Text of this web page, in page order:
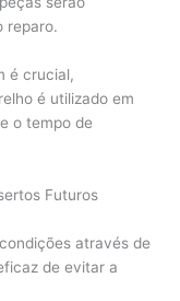
reparo.
é crucial,
é utilizado em
o tempo de
Futuros
através de
de evitar a